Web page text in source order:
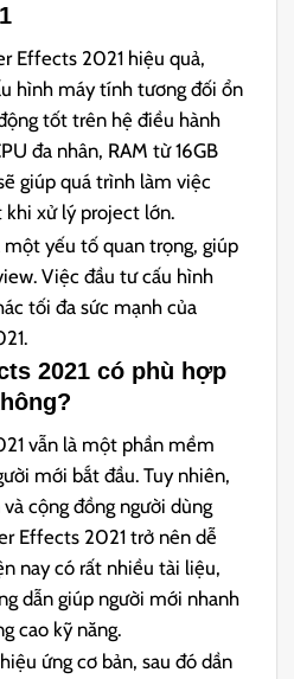
Effects 2021 hiệu quả,
hình máy tính tương đối ổn
tốt trên hệ điều hành
đa nhân, RAM từ 16GB
giúp quá trình làm việc
xử lý project lớn.
một yếu tố quan trọng, giúp
Việc đầu tư cấu hình
tối đa sức mạnh của
2021 có phù hợp
vẫn là một phần mềm
mới bắt đầu. Tuy nhiên,
cộng đồng người dùng
Effects 2021 trở nên dễ
nay có rất nhiều tài liệu,
dẫn giúp người mới nhanh
cao kỹ năng.
ứng cơ bản, sau đó dần